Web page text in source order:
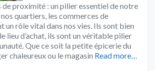
de proximité : un pilier essentiel de notre
quartiers, les commerces de
un rôle vital dans nos vies. Ils sont bien
lieu d’achat, ils sont un véritable pilier
Que ce soit la petite épicerie du
chaleureux ou le magasin Read more…